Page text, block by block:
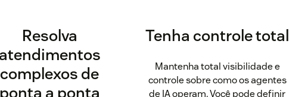
Resolva
complexos de
a ponta
Tenha controle total
Mantenha total visibilidade e
controle sobre como os agentes
de IA operam. Você pode definir